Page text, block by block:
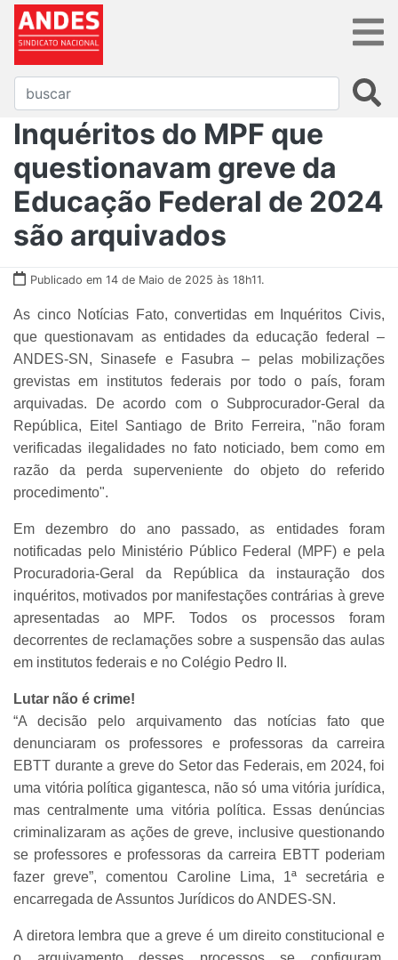
Inquéritos do MPF que
questionavam greve da
Educação Federal de 2024
são arquivados
Publicado em 14 de Maio de 2025 às 18h11.
As cinco Notícias Fato, convertidas em Inquéritos Civis,
que questionavam as entidades da educação federal –
ANDES-SN, Sinasefe e Fasubra – pelas mobilizações
grevistas em institutos federais por todo o país, foram
arquivadas. De acordo com o Subprocurador-Geral da
República, Eitel Santiago de Brito Ferreira, "não foram
verificadas ilegalidades no fato noticiado, bem como em
razão da perda superveniente do objeto do referido
procedimento".
Em dezembro do ano passado, as entidades foram
notificadas pelo Ministério Público Federal (MPF) e pela
Procuradoria-Geral da República da instauração dos
inquéritos, motivados por manifestações contrárias à greve
apresentadas ao MPF. Todos os processos foram
decorrentes de reclamações sobre a suspensão das aulas
em institutos federais e no Colégio Pedro II.
Lutar não é crime!
“A decisão pelo arquivamento das notícias fato que
denunciaram os professores e professoras da carreira
EBTT durante a greve do Setor das Federais, em 2024, foi
uma vitória política gigantesca, não só uma vitória jurídica,
mas centralmente uma vitória política. Essas denúncias
criminalizaram as ações de greve, inclusive questionando
se professores e professoras da carreira EBTT poderiam
fazer greve”, comentou Caroline Lima, 1ª secretária e
encarregada de Assuntos Jurídicos do ANDES-SN.
A diretora lembra que a greve é um direito constitucional e